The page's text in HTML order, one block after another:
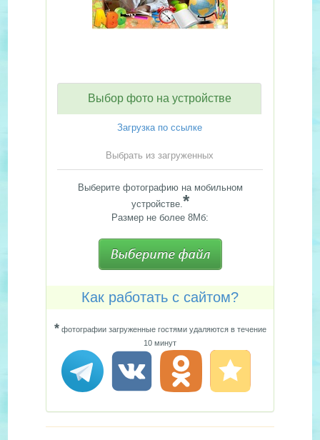
Выбор фото на устройстве
Загрузка по ссылке
Выбрать из загруженных
Выберите фотографию на мобильном
устройстве.*
Размер не более 8Мб:
Как работать с сайтом?
*фотографии загруженные гостями удаляются в течение
10 минут